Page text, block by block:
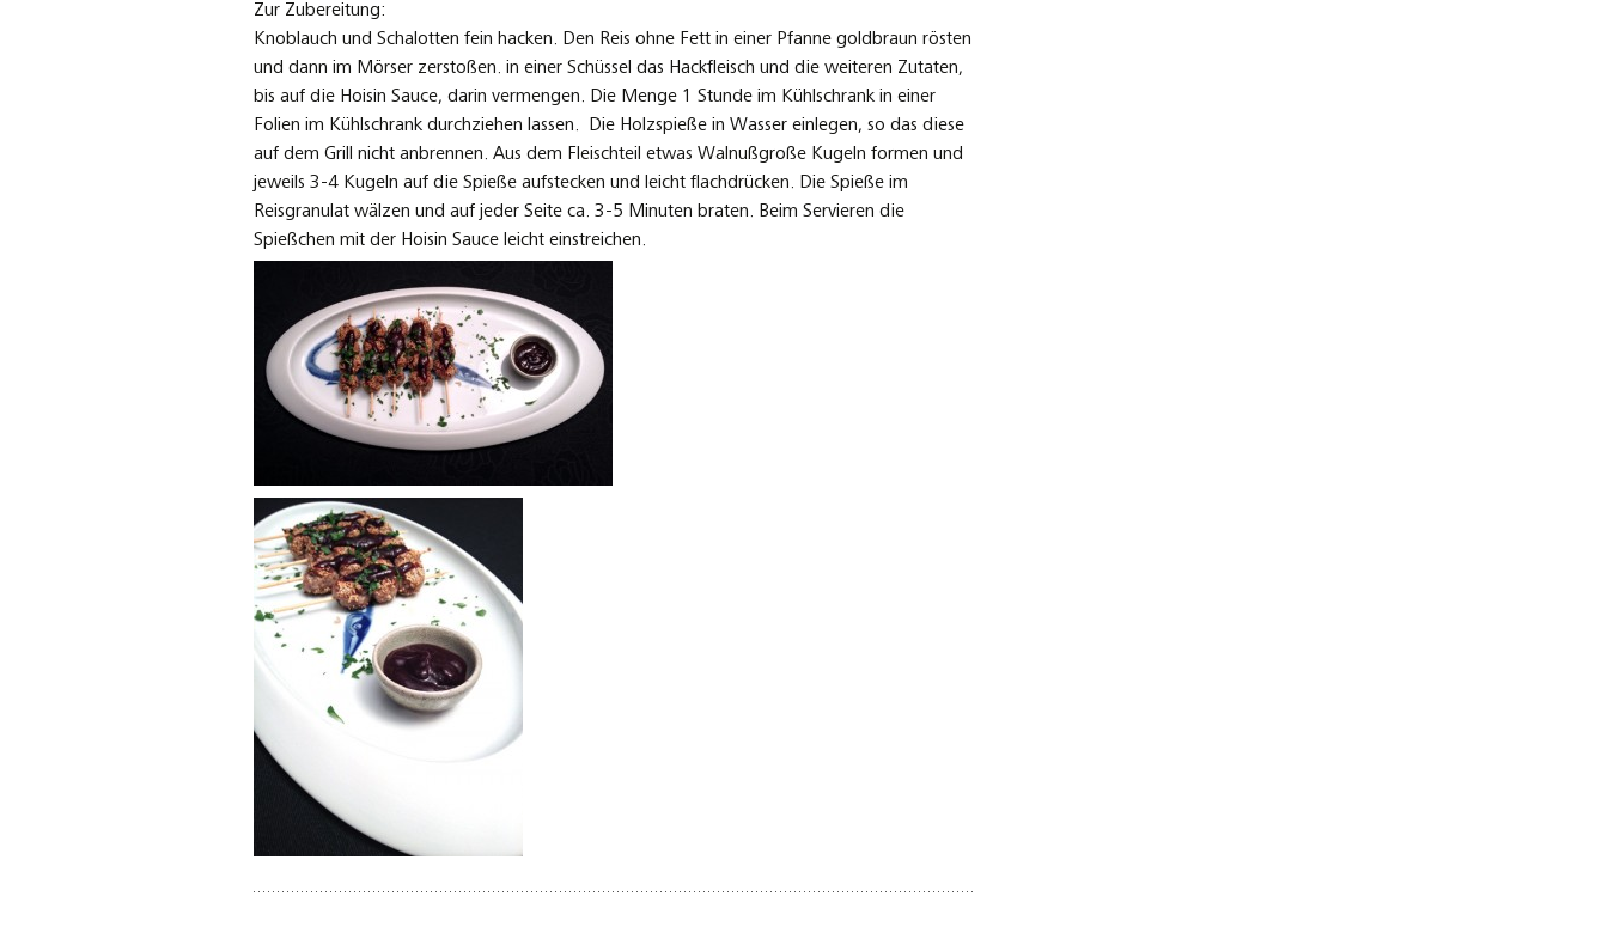
Zur Zubereitung:
Knoblauch und Schalotten fein hacken. Den Reis ohne Fett in einer Pfanne goldbraun rösten
und dann im Mörser zerstoßen. in einer Schüssel das Hackfleisch und die weiteren Zutaten,
bis auf die Hoisin Sauce, darin vermengen. Die Menge 1 Stunde im Kühlschrank in einer
Folien im Kühlschrank durchziehen lassen. Die Holzspieße in Wasser einlegen, so das diese
auf dem Grill nicht anbrennen. Aus dem Fleischteil etwas Walnußgroße Kugeln formen und
jeweils 3-4 Kugeln auf die Spieße aufstecken und leicht flachdrücken. Die Spieße im
Reisgranulat wälzen und auf jeder Seite ca. 3-5 Minuten braten. Beim Servieren die
Spießchen mit der Hoisin Sauce leicht einstreichen.